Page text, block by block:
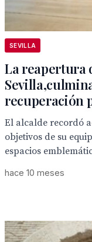
SEVILLA
La reapertura
recuperación
El alcalde recordó
objetivos de su
espacios
hace 10 meses